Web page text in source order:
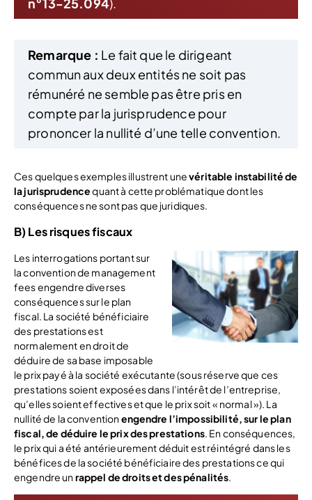
Remarque : Le fait que le dirigeant
commun aux deux entités ne soit pas
rémunéré ne semble pas être pris en
compte par la jurisprudence pour
prononcer la nullité d’une telle convention.
Ces quelques exemples illustrent unevéritable instabilité de
la jurisprudencequant à cette problématique dont les
conséquences ne sont pas que juridiques.
B) Les risques fiscaux
Les interrogations portant sur
la convention de management
fees engendre diverses
conséquences sur le plan
fiscal. La société bénéficiaire
des prestations est
normalement en droit de
déduire de sa base imposable
le prix payé à la société exécutante (sous réserve que ces
prestations soient exposées dans l’intérêt de l’entreprise,
qu’elles soient effectives et que le prix soit « normal »). La
nullité de la conventionengendre l’impossibilité, sur le plan
fiscal, de déduire le prix des prestations. En conséquences,
le prix qui a été antérieurement déduit est réintégré dans les
bénéfices de la société bénéficiaire des prestations ce qui
engendre unrappel de droits et des pénalités.